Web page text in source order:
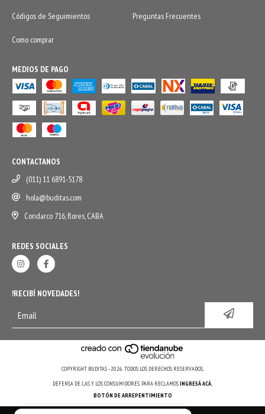
Códigos de Seguimientos Preguntas Frecuentes
Como comprar
MEDIOS DE PAGO
CONTACTANOS
(011) 11 6891-5178
hola@buditas.com
Condarco 716, flores, CABA
REDES SOCIALES
!RECIBÍ NOVEDADES!
COPYRIGHT BUDITAS - 2026. TODOS LOS DERECHOS RESERVADOS.
DEFENSA DE LAS Y LOS CONSUMIDORES. PARA RECLAMOSINGRESÁ ACÁ.
BOTÓN DE ARREPENTIMIENTO